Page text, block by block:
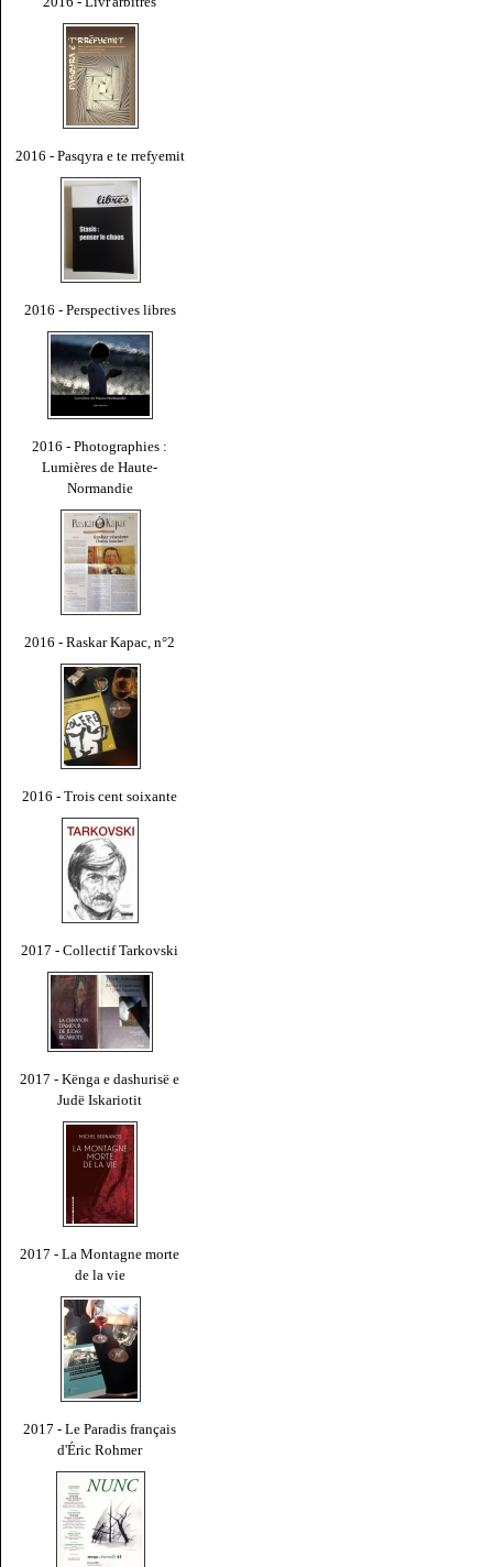
2016 - Pasqyra e te rrefyemit
2016 - Perspectives libres
2016 - Photographies :
Lumières de Haute-
Normandie
2016 - Raskar Kapac, n°2
2016 - Trois cent soixante
2017 - Collectif Tarkovski
2017 - Kënga e dashurisë e
Judë Iskariotit
2017 - La Montagne morte
de la vie
2017 - Le Paradis français
d'Éric Rohmer